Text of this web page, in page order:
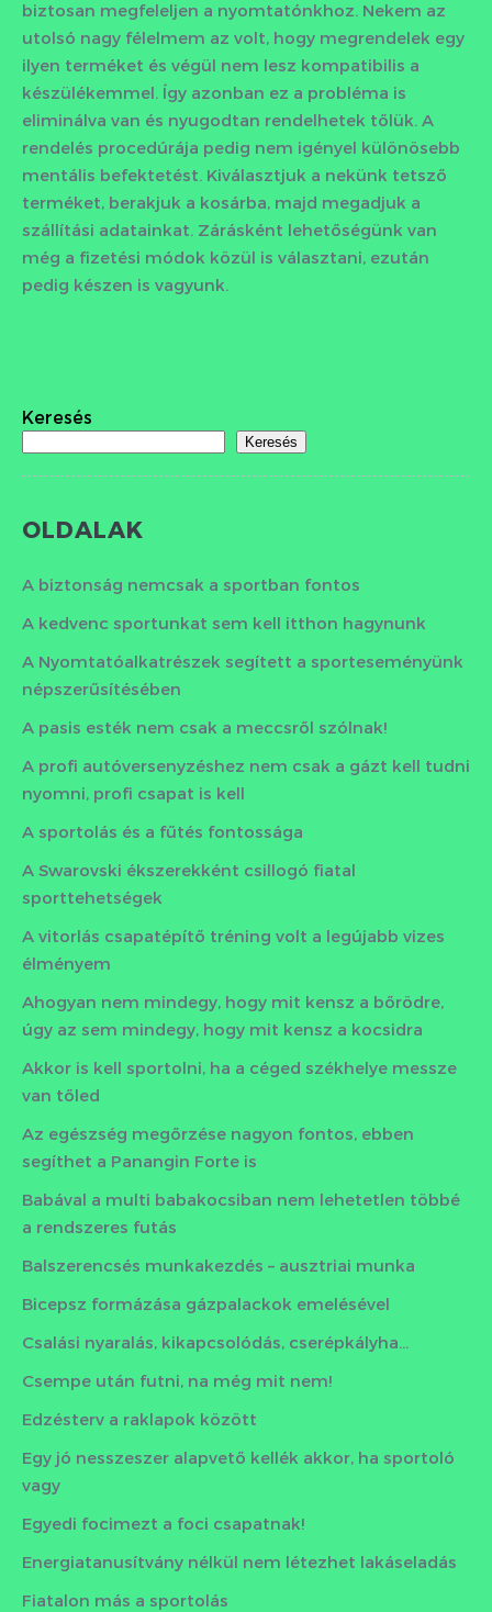
biztosan megfeleljen a nyomtatónkhoz. Nekem az
utolsó nagy félelmem az volt, hogy megrendelek egy
ilyen terméket és végül nem lesz kompatibilis a
készülékemmel. Így azonban ez a probléma is
eliminálva van és nyugodtan rendelhetek tőlük. A
rendelés procedúrája pedig nem igényel különösebb
mentális befektetést. Kiválasztjuk a nekünk tetsző
terméket, berakjuk a kosárba, majd megadjuk a
szállítási adatainkat. Zárásként lehetőségünk van
még a fizetési módok közül is választani, ezután
pedig készen is vagyunk.
Keresés
Keresés
OLDALAK
A biztonság nemcsak a sportban fontos
A kedvenc sportunkat sem kell itthon hagynunk
A Nyomtatóalkatrészek segített a sporteseményünk
népszerűsítésében
A pasis esték nem csak a meccsről szólnak!
A profi autóversenyzéshez nem csak a gázt kell tudni
nyomni, profi csapat is kell
A sportolás és a fűtés fontossága
A Swarovski ékszerekként csillogó fiatal
sporttehetségek
A vitorlás csapatépítő tréning volt a legújabb vizes
élményem
Ahogyan nem mindegy, hogy mit kensz a bőrödre,
úgy az sem mindegy, hogy mit kensz a kocsidra
Akkor is kell sportolni, ha a céged székhelye messze
van tőled
Az egészség megőrzése nagyon fontos, ebben
segíthet a Panangin Forte is
Babával a multi babakocsiban nem lehetetlen többé
a rendszeres futás
Balszerencsés munkakezdés – ausztriai munka
Bicepsz formázása gázpalackok emelésével
Csalási nyaralás, kikapcsolódás, cserépkályha…
Csempe után futni, na még mit nem!
Edzésterv a raklapok között
Egy jó nesszeszer alapvető kellék akkor, ha sportoló
vagy
Egyedi focimezt a foci csapatnak!
Energiatanusítvány nélkül nem létezhet lakáseladás
Fiatalon más a sportolás